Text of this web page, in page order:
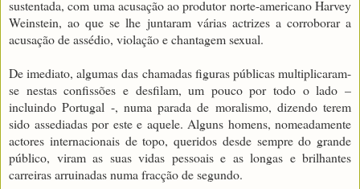
sustentada, com uma acusação ao produtor norte-americano Harvey
Weinstein, ao que se lhe juntaram várias actrizes a corroborar a
acusação de assédio, violação e chantagem sexual.
De imediato, algumas das chamadas figuras públicas multiplicaram-
se nestas confissões e desfilam, um pouco por todo o lado –
incluindo Portugal -, numa parada de moralismo, dizendo terem
sido assediadas por este e aquele. Alguns homens, nomeadamente
actores internacionais de topo, queridos desde sempre do grande
público, viram as suas vidas pessoais e as longas e brilhantes
carreiras arruinadas numa fracção de segundo.